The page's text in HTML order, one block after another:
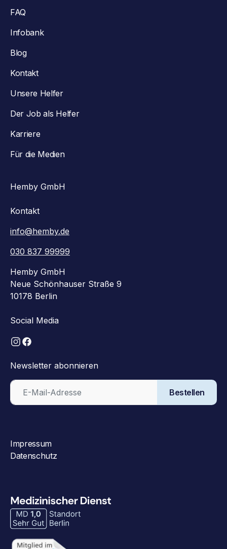
FAQ
Infobank
Blog
Kontakt
Unsere Helfer
Der Job als Helfer
Karriere
Für die Medien
Hemby GmbH
Kontakt
info@hemby.de
030 837 99999
Hemby GmbH
Neue Schönhauser Straße 9
10178 Berlin
Social Media
Newsletter abonnieren
Bestellen
Impressum
Datenschutz